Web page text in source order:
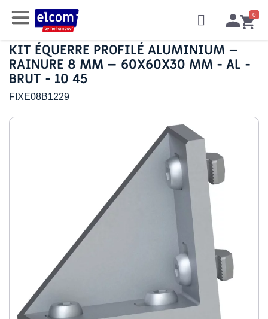
KIT ÉQUERRE PROFILÉ ALUMINIUM –
RAINURE 8 MM – 60X60X30 MM - AL -
BRUT - 10 45
FIXE08B1229